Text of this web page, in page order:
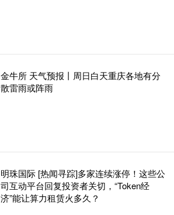
金牛所 天气预报丨周日白天重庆各地有分
散雷雨或阵雨
明珠国际 [热闻寻踪]多家连续涨停！这些公
司互动平台回复投资者关切，“Token经
济”能让算力租赁火多久？